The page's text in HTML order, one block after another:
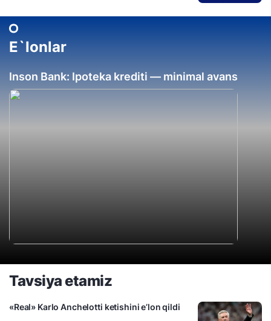
E`lonlar
Inson Bank: Ipoteka krediti — minimal avans
Tavsiya etamiz
«Real» Karlo Anchelotti ketishini e’lon qildi